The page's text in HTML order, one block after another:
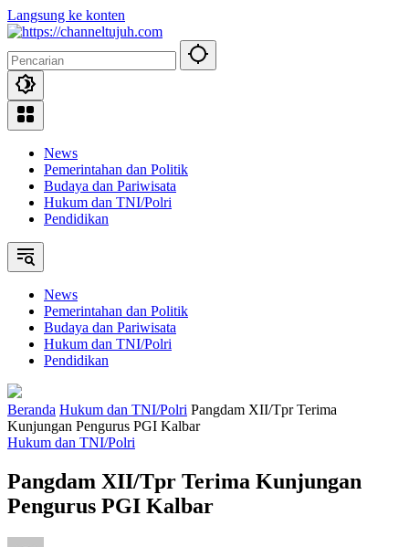
Langsung ke konten
News
Pemerintahan dan Politik
Budaya dan Pariwisata
Hukum dan TNI/Polri
Pendidikan
News
Pemerintahan dan Politik
Budaya dan Pariwisata
Hukum dan TNI/Polri
Pendidikan
Beranda Hukum dan TNI/Polri Pangdam XII/Tpr Terima
Kunjungan Pengurus PGI Kalbar
Hukum dan TNI/Polri
Pangdam XII/Tpr Terima Kunjungan
Pengurus PGI Kalbar